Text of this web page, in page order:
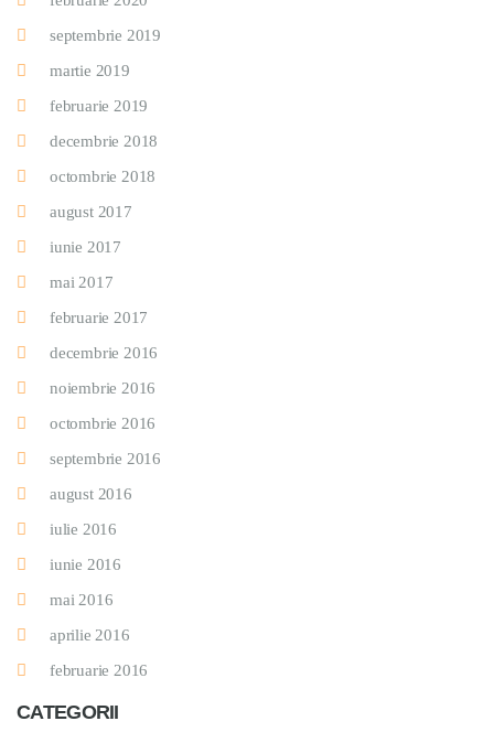
septembrie 2019
martie 2019
februarie 2019
decembrie 2018
octombrie 2018
august 2017
iunie 2017
mai 2017
februarie 2017
decembrie 2016
noiembrie 2016
octombrie 2016
septembrie 2016
august 2016
iulie 2016
iunie 2016
mai 2016
aprilie 2016
februarie 2016
CATEGORII